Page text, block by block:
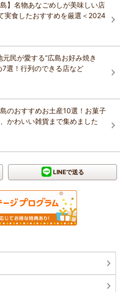
島】名物あなごめしが美味しい店
実食したおすすめを厳選＜2024
元民が愛する“広島お好み焼き
7選！行列のできる店など
島のおすすめお土産10選！お菓子
かわいい雑貨まで集めました
LINEで送る